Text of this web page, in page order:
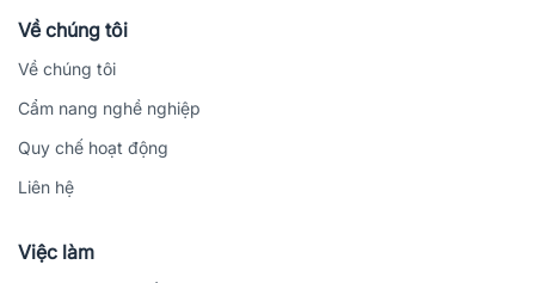
Về chúng tôi
Về chúng tôi
Cẩm nang nghề nghiệp
Quy chế hoạt động
Liên hệ
Việc làm